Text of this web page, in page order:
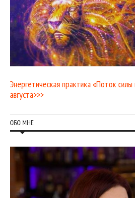
Энергетическая практика «Поток
августа>>>
ОБО МНЕ